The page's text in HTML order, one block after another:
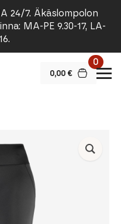
24/7. Äkäslompolon
MA-PE 9.30-17, LA-
0,00 €
0